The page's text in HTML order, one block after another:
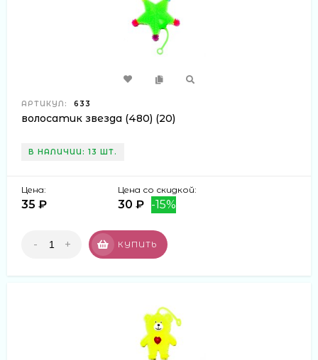
АРТИКУЛ: 633
волосатик звезда (480) (20)
В НАЛИЧИИ: 13 ШТ.
Цена:
35 ₽
Цена со скидкой:
30 ₽ -15%
- + КУПИТЬ